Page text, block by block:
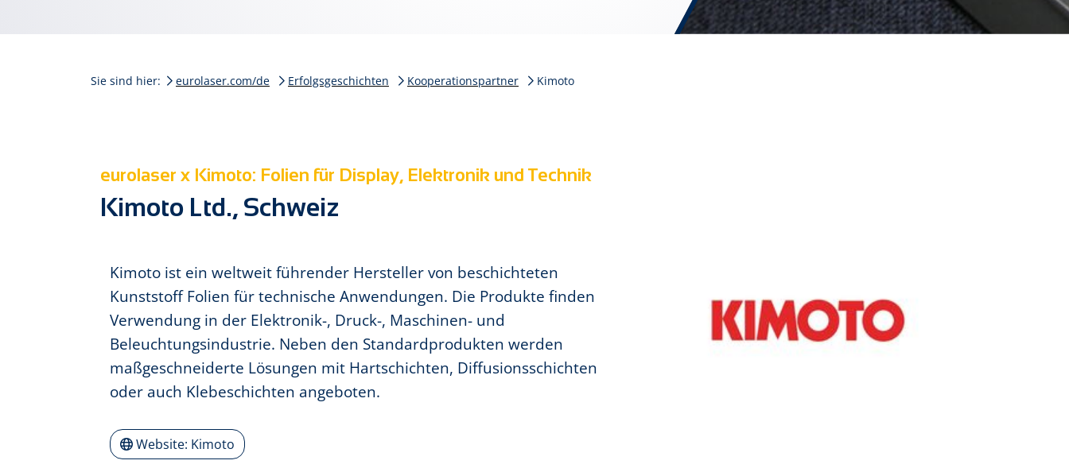
Sie sind hier: eurolaser.com/de Erfolgsgeschichten Kooperationspartner Kimoto
eurolaser x Kimoto: Folien für Display, Elektronik und Technik
Kimoto Ltd., Schweiz
Kimoto ist ein weltweit führender Hersteller von beschichteten
Kunststoff Folien für technische Anwendungen. Die Produkte finden
Verwendung in der Elektronik-, Druck-, Maschinen- und
Beleuchtungsindustrie. Neben den Standardprodukten werden
maßgeschneiderte Lösungen mit Hartschichten, Diffusionsschichten
oder auch Klebeschichten angeboten.
Website: Kimoto